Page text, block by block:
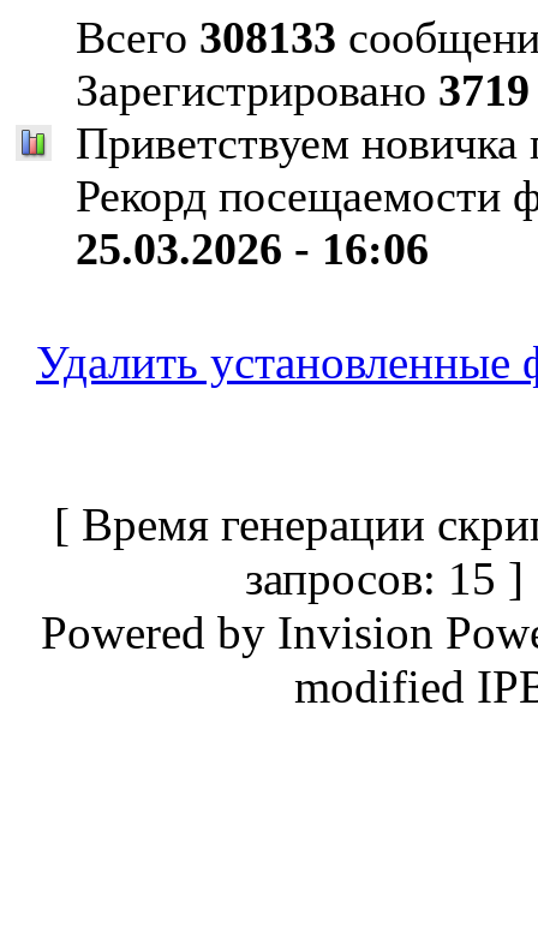
Всего 308133
Зарегистрировано 3719
Приветствуем
Рекорд посещаемости
25.03.2026 - 16:06
Удалить
[ Время генерации
запросов:
Powered by Invision
modified